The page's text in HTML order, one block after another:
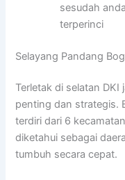
sesudah
terperinci
Selayang Pandang
Terletak di selatan DKI
penting dan strategis.
terdiri dari 6
diketahui sebagai
tumbuh secara cepat.